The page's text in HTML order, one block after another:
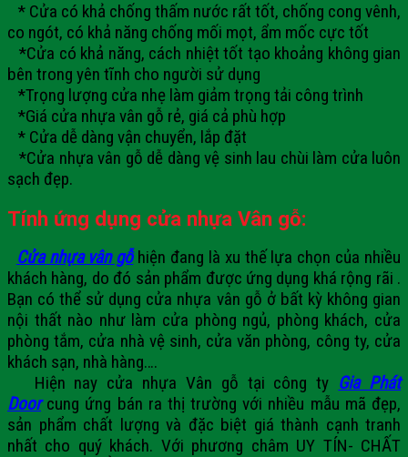
* Cửa có khả chống thấm nước rất tốt, chống cong vênh,
co ngót, có khả năng chống mối mọt, ẩm mốc cực tốt
*Cửa có khả năng, cách nhiệt tốt tạo khoảng không gian
bên trong yên tĩnh cho người sử dụng
*Trọng lượng cửa nhẹ làm giảm trọng tải công trình
*Giá cửa nhựa vân gỗ rẻ, giá cả phù hợp
* Cửa dễ dàng vận chuyển, lắp đặt
*Cửa nhựa vân gỗ dễ dàng vệ sinh lau chùi làm cửa luôn
sạch đẹp.
Tính ứng dụng cửa nhựa Vân gỗ:
Cửa nhựa vân gỗhiện đang là xu thế lựa chọn của nhiều
khách hàng, do đó sản phẩm được ứng dụng khá rộng rãi .
Bạn có thể sử dụng cửa nhựa vân gỗ ở bất kỳ không gian
nội thất nào như làm cửa phòng ngủ, phòng khách, cửa
phòng tắm, cửa nhà vệ sinh, cửa văn phòng, công ty, cửa
khách sạn, nhà hàng….
Hiện nay cửa nhựa Vân gỗ tại công ty Gia Phát
Doorcung ứng bán ra thị trường với nhiều mẫu mã đẹp,
sản phẩm chất lượng và đặc biệt giá thành cạnh tranh
nhất cho quý khách. Với phương châm UY TÍN- CHẤT